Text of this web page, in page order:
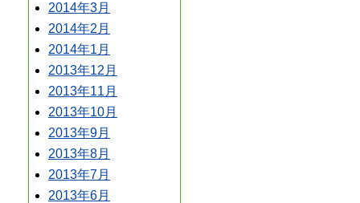
2014年3月
2014年2月
2014年1月
2013年12月
2013年11月
2013年10月
2013年9月
2013年8月
2013年7月
2013年6月